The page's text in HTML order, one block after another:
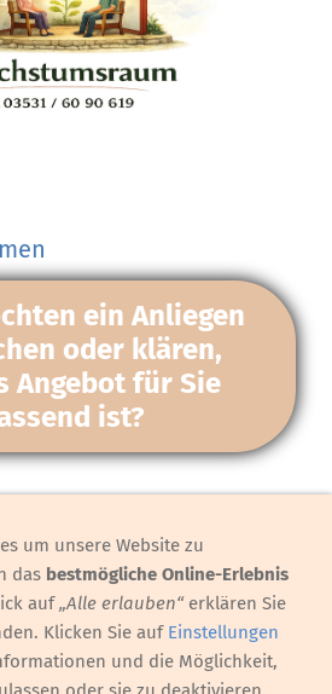
ein Anliegen
oder klären,
Angebot für Sie
ist?
dem Heilmittelwerbegesetz
Hinweis auf Cookies
um unsere Website zu
das bestmögliche Online-Erlebnis
auf„Alle erlauben“erklären Sie
Klicken Sie auf Einstellungen
und die Möglichkeit,